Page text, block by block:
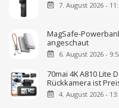
7. August 2026 -
MagSafe-
angeschaut
6. August 2026 -
70mai 4K A810 Lite
Rückkamera ist
4. August 2026 -